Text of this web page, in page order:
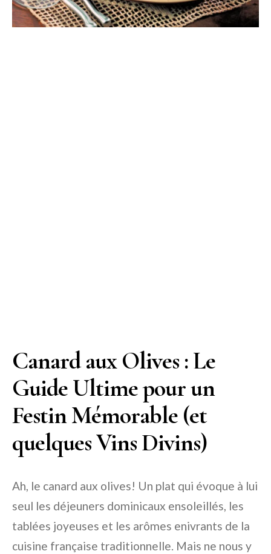
Canard aux Olives : Le
Guide Ultime pour un
Festin Mémorable (et
quelques Vins Divins)
Ah, le canard aux olives! Un plat qui évoque à lui
seul les déjeuners dominicaux ensoleillés, les
tablées joyeuses et les arômes enivrants de la
cuisine française traditionnelle. Mais ne nous y